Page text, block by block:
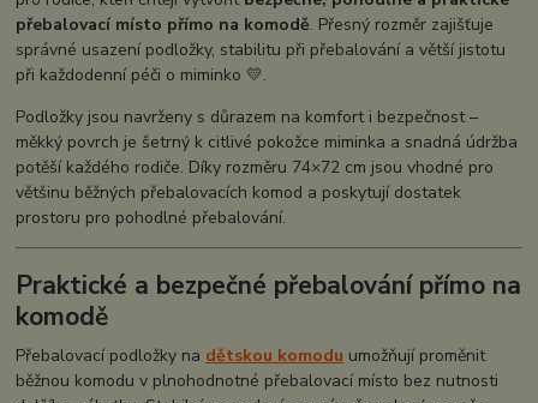
přebalovací místo přímo na komodě. Přesný rozměr zajišťuje
správné usazení podložky, stabilitu při přebalování a větší jistotu
při každodenní péči o miminko 💛.
Podložky jsou navrženy s důrazem na komfort i bezpečnost –
měkký povrch je šetrný k citlivé pokožce miminka a snadná údržba
potěší každého rodiče. Díky rozměru 74×72 cm jsou vhodné pro
většinu běžných přebalovacích komod a poskytují dostatek
prostoru pro pohodlné přebalování.
Praktické a bezpečné přebalování přímo na
komodě
Přebalovací podložky na dětskou komodu umožňují proměnit
běžnou komodu v plnohodnotné přebalovací místo bez nutnosti